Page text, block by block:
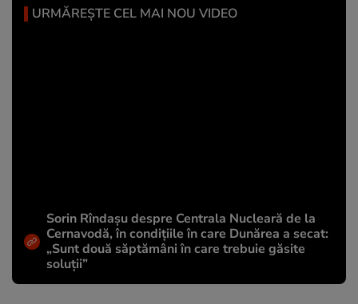
URMĂREȘTE CEL MAI NOU VIDEO
Sorin Rîndașu despre Centrala Nucleară de la
Cernavodă, în condițiile în care Dunărea a secat:
„Sunt două săptămâni în care trebuie găsite
soluții”